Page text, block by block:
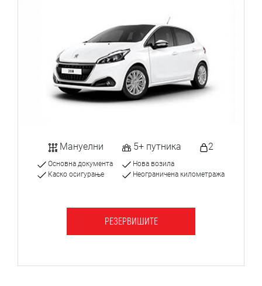
Мануелни 5+ путника 2
Основна документа
Каско осигурање
Нова возила
Неограничена километража
РЕЗЕРВИШИТЕ